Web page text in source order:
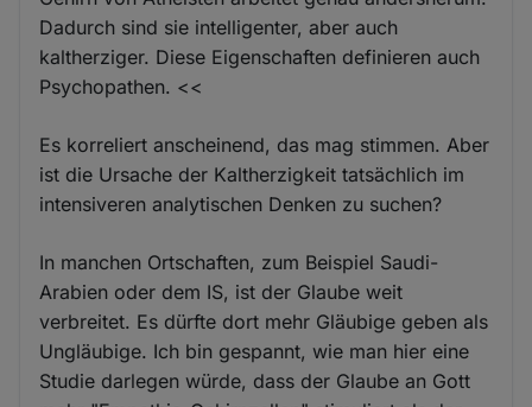
Dadurch sind sie intelligenter, aber auch
kaltherziger. Diese Eigenschaften definieren auch
Psychopathen. <<
Es korreliert anscheinend, das mag stimmen. Aber
ist die Ursache der Kaltherzigkeit tatsächlich im
intensiveren analytischen Denken zu suchen?
In manchen Ortschaften, zum Beispiel Saudi-
Arabien oder dem IS, ist der Glaube weit
verbreitet. Es dürfte dort mehr Gläubige geben als
Ungläubige. Ich bin gespannt, wie man hier eine
Studie darlegen würde, dass der Glaube an Gott